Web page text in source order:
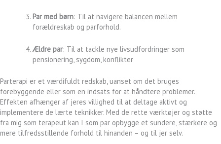
Par med børn: Til at navigere balancen mellem
forældreskab og parforhold.
Ældre par: Til at tackle nye livsudfordringer som
pensionering, sygdom, konflikter
Parterapi er et værdifuldt redskab, uanset om det bruges
forebyggende eller som en indsats for at håndtere problemer.
Effekten afhænger af jeres villighed til at deltage aktivt og
implementere de lærte teknikker. Med de rette værktøjer og støtte
fra mig som terapeut kan I som par opbygge et sundere, stærkere og
mere tilfredsstillende forhold til hinanden – og til jer selv.